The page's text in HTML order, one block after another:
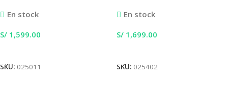
En stock
S/ 1,599.00
SKU: 025011
En stock
S/ 1,699.00
SKU: 025402